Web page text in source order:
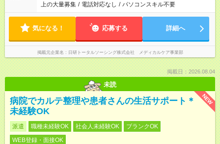
上の大量募集 / 電話対応なし / パソコンスキル不要
気になる！ 応募する 詳細へ
掲載元企業名 日研トータルソーシング株式会社 メディカルケア事業部
掲載日：2026.08.04
未読
NEW
病院でカルテ整理や患者さんの生活サポート＊
未経験OK
派遣 職種未経験OK 社会人未経験OK
ブランクOK
WEB登録・面接OK